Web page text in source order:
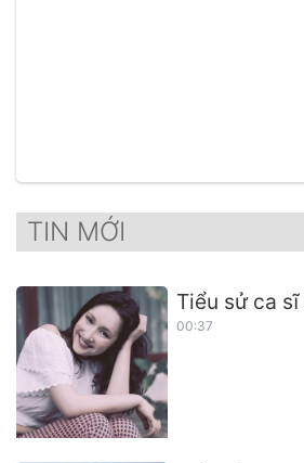
TIN MỚI
Tiểu sử ca
00:37